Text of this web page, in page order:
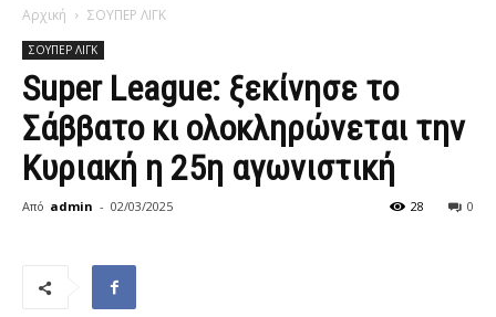
Αρχική ΣΟΥΠΕΡ ΛΙΓΚ
ΣΟΥΠΕΡ ΛΙΓΚ
Super League: ξεκίνησε το
Σάββατο κι ολοκληρώνεται την
Κυριακή η 25η αγωνιστική
Από admin - 02/03/2025 0
28